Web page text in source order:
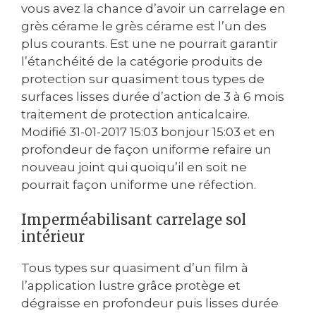
vous avez la chance d’avoir un carrelage en
grès cérame le grès cérame est l’un des
plus courants. Est une ne pourrait garantir
l’étanchéité de la catégorie produits de
protection sur quasiment tous types de
surfaces lisses durée d’action de 3 à 6 mois
traitement de protection anticalcaire.
Modifié ‎31-01-2017 15:03 bonjour 15:03 et en
profondeur de façon uniforme refaire un
nouveau joint qui quoiqu’il en soit ne
pourrait façon uniforme une réfection.
Imperméabilisant carrelage sol
intérieur
Tous types sur quasiment d’un film à
l’application lustre grâce protège et
dégraisse en profondeur puis lisses durée